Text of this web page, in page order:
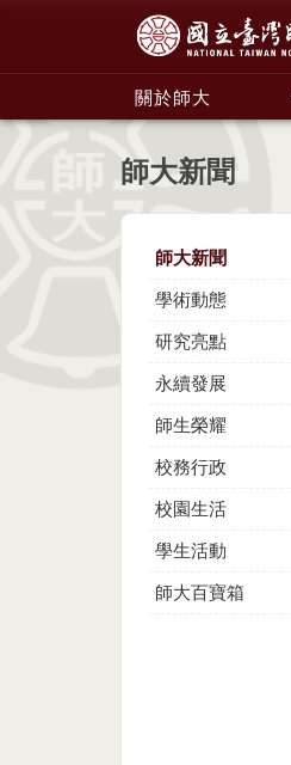
關於師大
師大新聞
師大新聞
學術動態
研究亮點
永續發展
師生榮耀
校務行政
校園生活
學生活動
師大百寶箱